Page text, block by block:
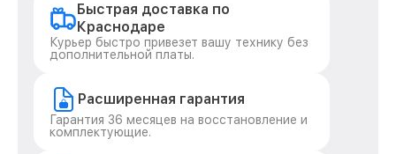
Быстрая доставка по
Краснодаре
Курьер быстро привезет вашу технику без
дополнительной платы.
Расширенная гарантия
Гарантия 36 месяцев на восстановление и
комплектующие.